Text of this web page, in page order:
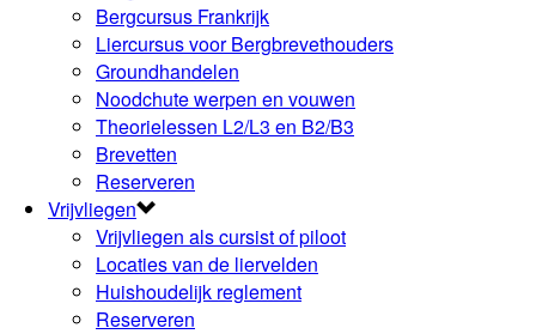
Bergcursus Frankrijk
Liercursus voor Bergbrevethouders
Groundhandelen
Noodchute werpen en vouwen
Theorielessen L2/L3 en B2/B3
Brevetten
Reserveren
Vrijvliegen
Vrijvliegen als cursist of piloot
Locaties van de liervelden
Huishoudelijk reglement
Reserveren